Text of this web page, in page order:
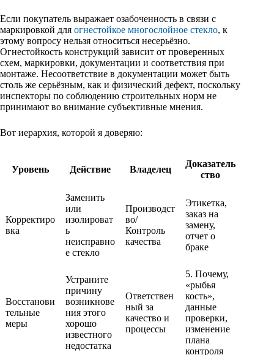
Если покупатель выражает озабоченность в связи с
маркировкой для огнестойкое многослойное стекло, к
этому вопросу нельзя относиться несерьёзно.
Огнестойкость конструкций зависит от проверенных
схем, маркировки, документации и соответствия при
монтаже. Несоответствие в документации может быть
столь же серьёзным, как и физический дефект, поскольку
инспекторы по соблюдению строительных норм не
принимают во внимание субъективные мнения.
Вот иерархия, которой я доверяю:
Уровень Действие Владелец
Доказатель
ство
Корректиро
вка
Заменить
или
изолироват
ь
неисправно
е стекло
Производст
во/
Контроль
качества
Этикетка,
заказ на
замену,
отчет о
браке
Восстанови
тельные
меры
Устраните
причину
возникнове
ния этого
хорошо
известного
недостатка
Ответствен
ный за
качество и
процессы
5. Почему,
«рыбья
кость»,
данные
проверки,
изменение
плана
контроля